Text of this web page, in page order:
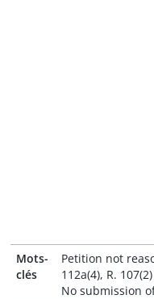
Mots-
clés
Petition not
112a(4), R. 107(2)
No submission